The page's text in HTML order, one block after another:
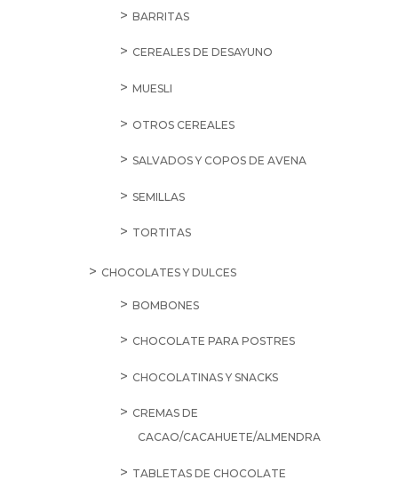
BARRITAS
CEREALES DE DESAYUNO
MUESLI
OTROS CEREALES
SALVADOS Y COPOS DE AVENA
SEMILLAS
TORTITAS
CHOCOLATES Y DULCES
BOMBONES
CHOCOLATE PARA POSTRES
CHOCOLATINAS Y SNACKS
CREMAS DE
CACAO/CACAHUETE/ALMENDRA
TABLETAS DE CHOCOLATE